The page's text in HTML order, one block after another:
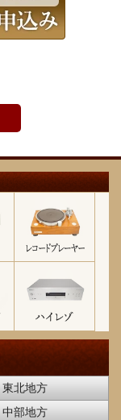
東北地方
中部地方